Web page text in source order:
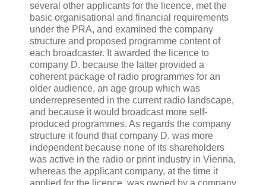
several other applicants for the licence, met the
basic organisational and financial requirements
under the PRA, and examined the company
structure and proposed programme content of
each broadcaster. It awarded the licence to
company D. because the latter provided a
coherent package of radio programmes for an
older audience, an age group which was
underrepresented in the current radio landscape,
and because it would broadcast more self-
produced programmes. As regards the company
structure it found that company D. was more
independent because none of its shareholders
was active in the radio or print industry in Vienna,
whereas the applicant company, at the time it